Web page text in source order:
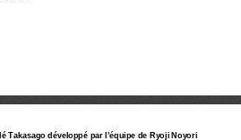
Takasago développé par l’équipe de Ryoji Noyori